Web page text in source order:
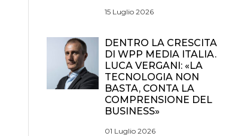
15 Luglio 2026
DENTRO LA CRESCITA
DI WPP MEDIA ITALIA.
LUCA VERGANI: «LA
TECNOLOGIA NON
BASTA, CONTA LA
COMPRENSIONE DEL
BUSINESS»
01 Luglio 2026